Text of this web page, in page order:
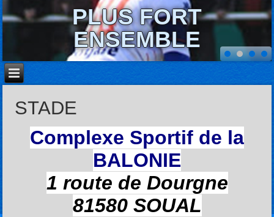
PLUS FORT
ENSEMBLE
STADE
Complexe Sportif de la
BALONIE
1 route de Dourgne
81580 SOUAL